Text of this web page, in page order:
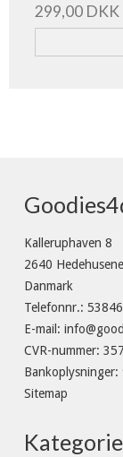
299,00 DKK
Kalleruphaven 8
2640 Hedehusene
Danmark
Telefonnr.:
E-mail :
CVR-nummer:
Bankoplysninger:
Sitemap